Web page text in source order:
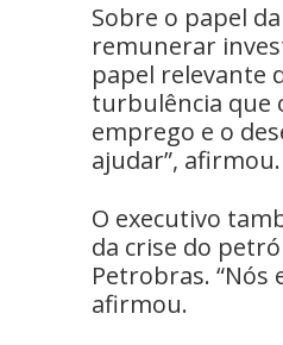
Sobre o papel
remunerar
papel relevante
turbulência que
emprego e o
ajudar”, afirmou.
O executivo
da crise do
Petrobras.
afirmou.